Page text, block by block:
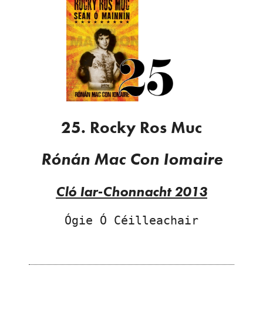
25. Rocky Ros Muc
Rónán Mac Con Iomaire
Cló Iar-Chonnacht 2013
Ógie Ó Céilleachair